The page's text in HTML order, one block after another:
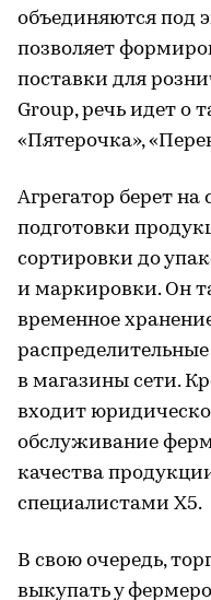
объединяются под
позволяет
поставки для
Group, речь идет о
«Пятерочка»,
Агрегатор берет
подготовки
сортировки до
и маркировки. Он
временное
в магазины сети.
входит
обслуживание
качества
специалистами X5.
В свою очередь,
выкупать у